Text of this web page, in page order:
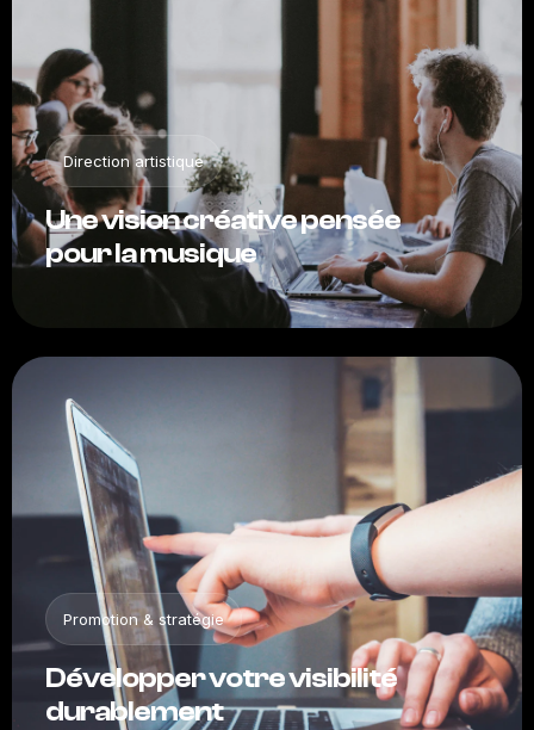
Direction artistique
Une vision créative pensée
pour la musique
Promotion& stratégie
Développer votre visibilité
durablement